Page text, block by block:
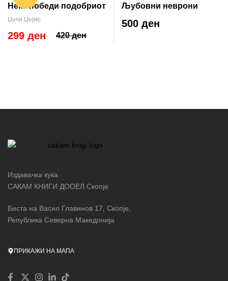
Нека победи подобриот
Џули Џејмс
420 ден
299 ден
Љубовни неврони
500 ден
Издавачка куќа
САКАМ КНИГИ ДООЕЛ Скопје
Биста на Васил Главинов 17, Скопје,
Република Северна Македонија
ПРИКАЖИ НА МАПА